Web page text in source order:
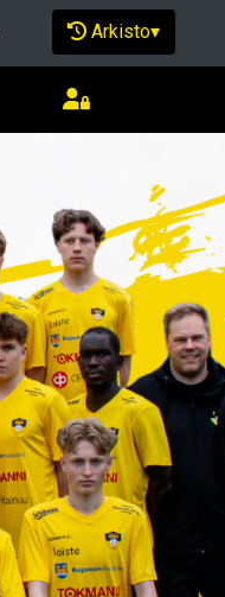
Arkisto▾